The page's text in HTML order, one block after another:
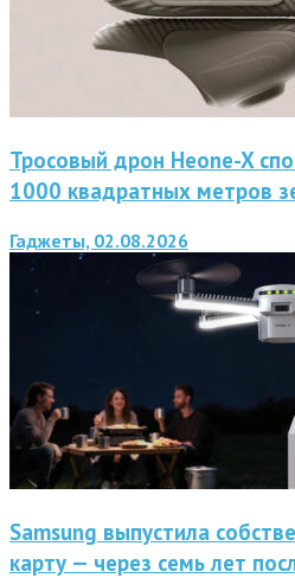
Тросовый дрон Heone-X
1000 квадратных метров
Гаджеты, 02.08.2026
Samsung выпустила
карту — через семь лет